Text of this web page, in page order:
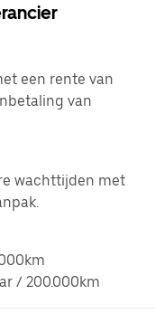
een rente van
van
wachttijden met
/ 200.000km